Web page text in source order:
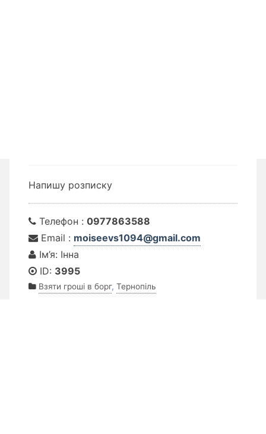
Напишу розписку
Телефон : 0977863588
Email : moiseevs1094@gmail.com
Ім’я: Інна
ID: 3995
Взяти гроші в борг, Тернопіль